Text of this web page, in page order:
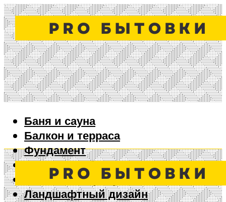
Баня и сауна
Балкон и терраса
Фундамент
Ворота и забор
Дизайн интерьера
Ландшафтный дизайн